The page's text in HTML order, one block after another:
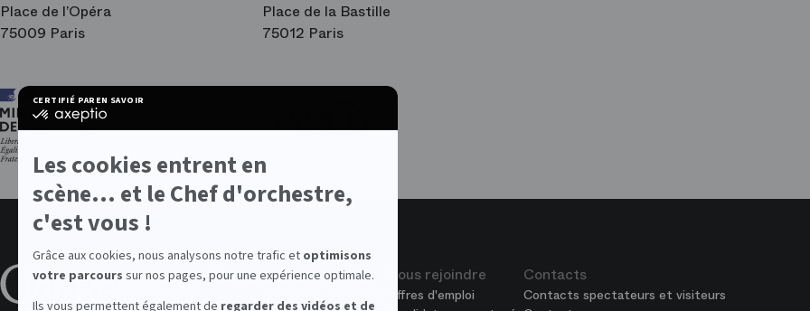
CERTIFIÉ PAR EN SAVOIR PLUS SUR
certifié
En
plus
Axeptio
Les cookies entrent en
scène... et le Chef d'orchestre,
c'est vous !
Grâce aux cookies, nous analysons notre trafic et optimisons
votre parcours sur nos pages, pour une expérience optimale.
Ils vous permettent également de regarder des vidéos et de
Place de l’Opéra
75009 Paris
Place de la Bastille
75012 Paris
Arop
de
À propos de l'OpéraValeurs Nous rejoindre
Offres d'emploi
Contacts
Contacts spectateurs et visiteurs